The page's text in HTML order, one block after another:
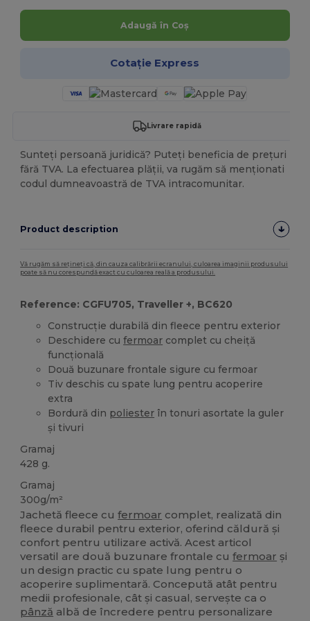
Adaugă în Coș
Cotație Express
Livrare rapidă
Sunteți persoană juridică? Puteți beneficia de prețuri
fără TVA. La efectuarea plății, va rugăm să menționati
codul dumneavoastră de TVA intracomunitar.
Product description
Vă rugăm să rețineți că, din cauza calibrării ecranului, culoarea imaginii produsului
poate să nu corespundă exact cu culoarea reală a produsului.
Reference: CGFU705, Traveller +, BC620
Construcție durabilă din fleece pentru exterior
Deschidere cufermoar complet cu cheiță
funcțională
Două buzunare frontale sigure cu fermoar
Tiv deschis cu spate lung pentru acoperire
extra
Bordură din poliester în tonuri asortate la guler
și tivuri
Gramaj
428 g.
Gramaj
300g/m²
Jachetă fleece cufermoar complet, realizată din
fleece durabil pentru exterior, oferind căldură și
confort pentru utilizare activă. Acest articol
versatil are două buzunare frontale cufermoar și
un design practic cu spate lung pentru o
acoperire suplimentară. Concepută atât pentru
medii profesionale, cât și casual, servește ca o
pânză albă de încredere pentru personalizare